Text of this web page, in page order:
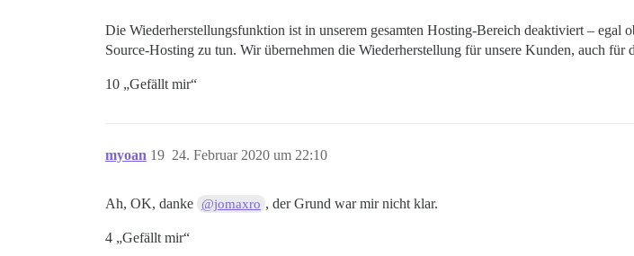
Die Wiederherstellungsfunktion ist in unserem gesamten Hosting-Bereich deaktiviert – egal
Source-Hosting zu tun. Wir übernehmen die Wiederherstellung für unsere Kunden, auch für
10 „Gefällt mir“
myoan 24. Februar 2020 um 22:10
19
Ah, OK, danke @jomaxro , der Grund war mir nicht klar.
4 „Gefällt mir“